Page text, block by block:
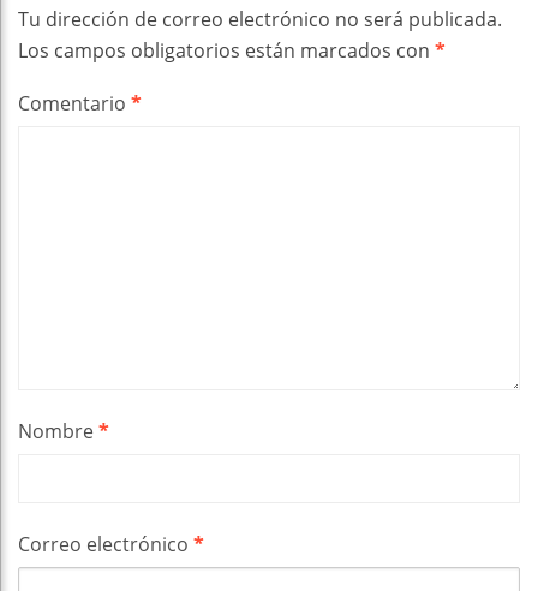
Tu dirección de correo electrónico no será publicada.
Los campos obligatorios están marcados con *
Comentario *
Nombre*
Correo electrónico *